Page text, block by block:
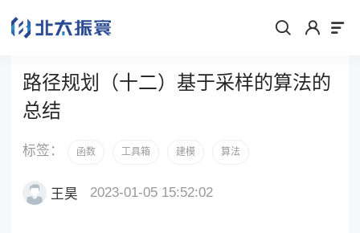
路径规划（十二）基于采样的算法的
总结
标签： 函数 工具箱 建模 算法
王昊 2023-01-05 15:52:02